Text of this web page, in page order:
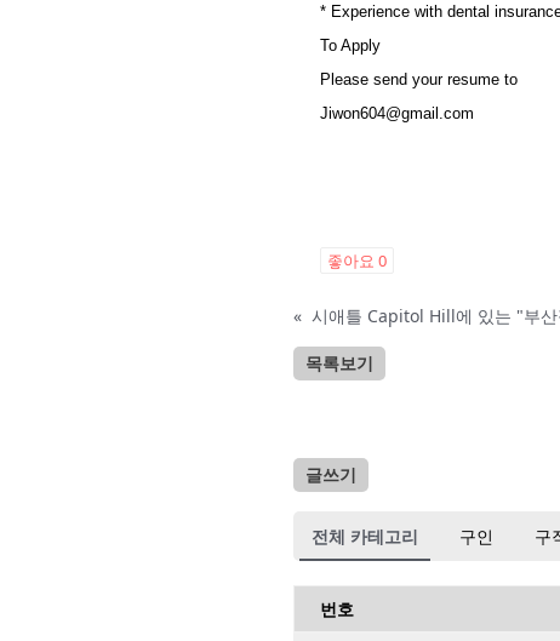
* Experience with dental
To Apply
Please send your resume to
Jiwon604@gmail.com
좋아요 0
« 시애틀 Capitol Hill에 있는 "부
목록보기
글쓰기
전체 카테고리 구인 구
번호